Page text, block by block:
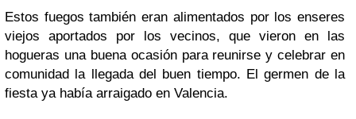
Estos fuegos también eran alimentados por los enseres
viejos aportados por los vecinos, que vieron en las
hogueras una buena ocasión para reunirse y celebrar en
comunidad la llegada del buen tiempo. El germen de la
fiesta ya había arraigado en Valencia.